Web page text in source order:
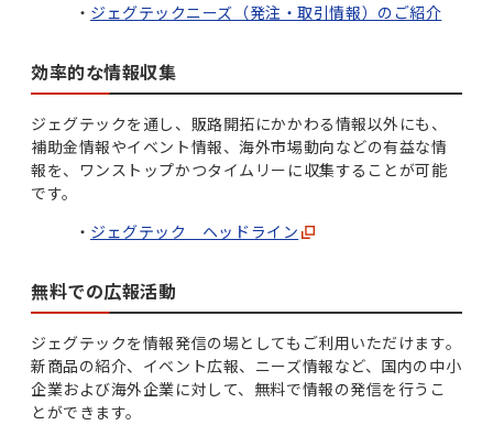
ジェグテックニーズ（発注・取引情報）のご紹介
効率的な情報収集
ジェグテックを通し、販路開拓にかかわる情報以外にも、
補助金情報やイベント情報、海外市場動向などの有益な情
報を、ワンストップかつタイムリーに収集することが可能
です。
ジェグテック ヘッドライン
無料での広報活動
ジェグテックを情報発信の場としてもご利用いただけます。
新商品の紹介、イベント広報、ニーズ情報など、国内の中小
企業および海外企業に対して、無料で情報の発信を行うこ
とができます。